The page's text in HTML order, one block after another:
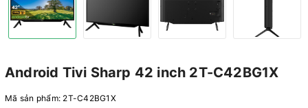
Android Tivi Sharp 42 inch 2T-C42BG1X
Mã sản phẩm: 2T-C42BG1X